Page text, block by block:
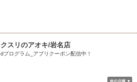
クスリのアオキ/岩名店
dプログラム_アプリクーポン配信中！